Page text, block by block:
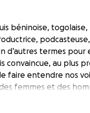
béninoise, togolaise,
d’autres termes pour
convaincue, au plus
faire entendre nos
femmes et des
ou même, qui